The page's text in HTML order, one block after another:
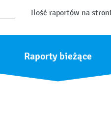
Ilość raportów na
Raporty bieżące